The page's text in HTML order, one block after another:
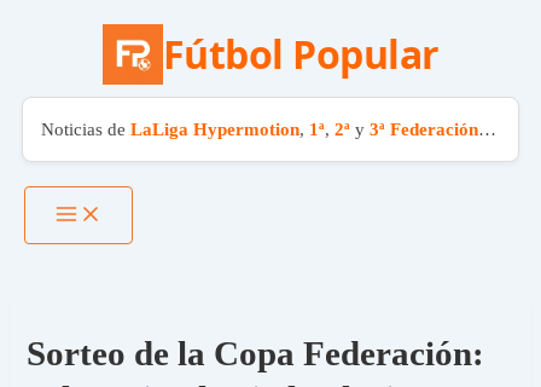
Fútbol Popular
Noticias de LaLiga Hypermotion, 1ª, 2ªy 3ª Federación. El
Sorteo de la Copa Federación: